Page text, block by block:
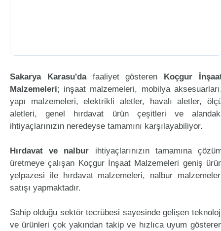
Sakarya Karasu'dafaaliyet gösteren Koçgur
Malzemeleri; inşaat malzemeleri, mobilya
yapı malzemeleri, elektrikli aletler, havalı aletler,
aletleri, genel hırdavat ürün çeşitleri ve
ihtiyaçlarınızın neredeyse tamamını karşılayabiliyor.
Hırdavat ve nalbur ihtiyaçlarınızın tamamına
üretmeye çalışan Koçgur İnşaat Malzemeleri geniş
yelpazesi ile hırdavat malzemeleri, nalbur
satışı yapmaktadır.
Sahip olduğu sektör tecrübesi sayesinde gelişen
ve ürünleri çok yakından takip ve hızlıca uyum